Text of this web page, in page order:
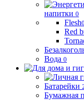
напитки 0
Flesh0
Red
Вода 0
Батарейки
Бумажная